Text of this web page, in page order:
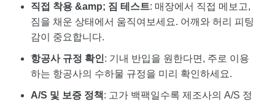
직접 착용 &amp; 짐 테스트: 매장에서 직접 메보고,
짐을 채운 상태에서 움직여보세요. 어깨와 허리 피팅
감이 중요합니다.
항공사 규정 확인: 기내 반입을 원한다면, 주로 이용
하는 항공사의 수하물 규정을 미리 확인하세요.
A/S 및 보증 정책: 고가 백팩일수록 제조사의 A/S 정